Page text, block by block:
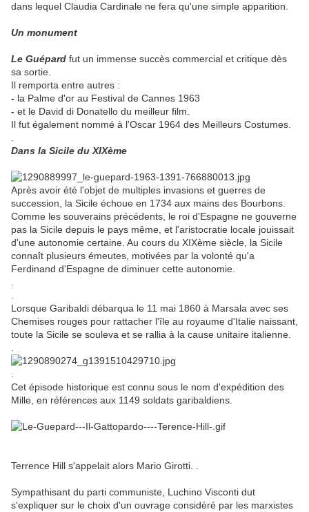
dans lequel Claudia Cardinale ne fera qu'une simple apparition.
Un monument
Le Guépard fut un immense succès commercial et critique dès
sa sortie.
Il remporta entre autres :
- la Palme d'or au Festival de Cannes 1963
- et le David di Donatello du meilleur film.
Il fut également nommé à l'Oscar 1964 des Meilleurs Costumes.
Dans la Sicile du XIXème
Après avoir été l'objet de multiples invasions et guerres de
succession, la Sicile échoue en 1734 aux mains des Bourbons.
Comme les souverains précédents, le roi d'Espagne ne gouverne
pas la Sicile depuis le pays même, et l'aristocratie locale jouissait
d'une autonomie certaine. Au cours du XIXème siècle, la Sicile
connaît plusieurs émeutes, motivées par la volonté qu'a
Ferdinand d'Espagne de diminuer cette autonomie.
Lorsque Garibaldi débarqua le 11 mai 1860 à Marsala avec ses
Chemises rouges pour rattacher l'île au royaume d'Italie naissant,
toute la Sicile se souleva et se rallia à la cause unitaire italienne.
Cet épisode historique est connu sous le nom d'expédition des
Mille, en références aux 1149 soldats garibaldiens.
Terrence Hill s'appelait alors Mario Girotti. .
Sympathisant du parti communiste, Luchino Visconti dut
s'expliquer sur le choix d'un ouvrage considéré par les marxistes